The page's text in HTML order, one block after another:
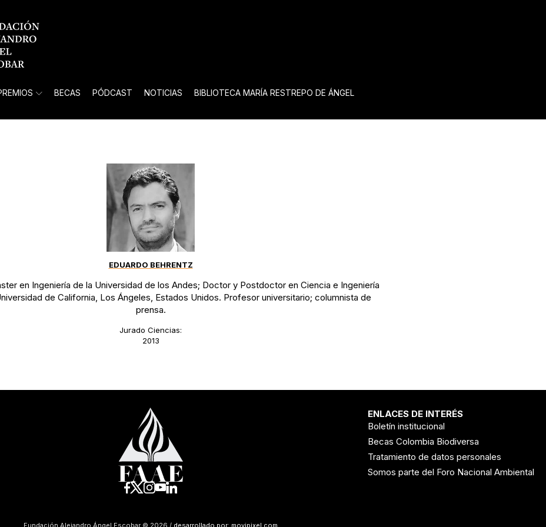
BECAS PÓDCAST NOTICIAS BIBLIOTECA MARÍA RESTREPO DE ÁNGEL
EDUARDO BEHRENTZ
en Ingeniería de la Universidad de los Andes; Doctor y Postdoctor en Ciencia e Ingeniería
de California, Los Ángeles, Estados Unidos. Profesor universitario; columnista de
prensa.
Jurado Ciencias:
2013
ENLACES DE INTERÉS
Boletín institucional
Becas Colombia Biodiversa
Tratamiento de datos personales
Somos parte del Foro Nacional Ambiental
Fundación Alejandro Ángel Escobar © 2026 / desarrollado por: movipixel.com